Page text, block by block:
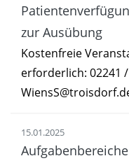
zur Ausübung
Kostenfreie
erforderlich: 02241
15.01.2025